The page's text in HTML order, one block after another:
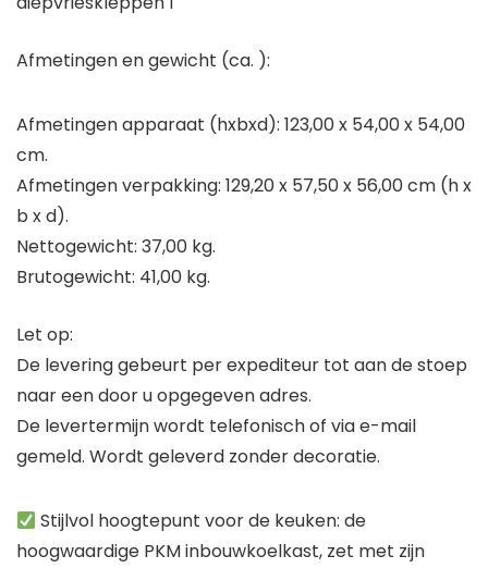
Afmetingen en gewicht (ca. ):
Afmetingen apparaat (hxbxd): 123,00 x 54,00 x 54,00
cm.
Afmetingen verpakking: 129,20 x 57,50 x 56,00 cm (h x
b x d).
Nettogewicht: 37,00 kg.
Brutogewicht: 41,00 kg.
Let op:
De levering gebeurt per expediteur tot aan de stoep
naar een door u opgegeven adres.
De levertermijn wordt telefonisch of via e-mail
gemeld. Wordt geleverd zonder decoratie.
Stijlvol hoogtepunt voor de keuken: de
hoogwaardige PKM inbouwkoelkast, zet met zijn